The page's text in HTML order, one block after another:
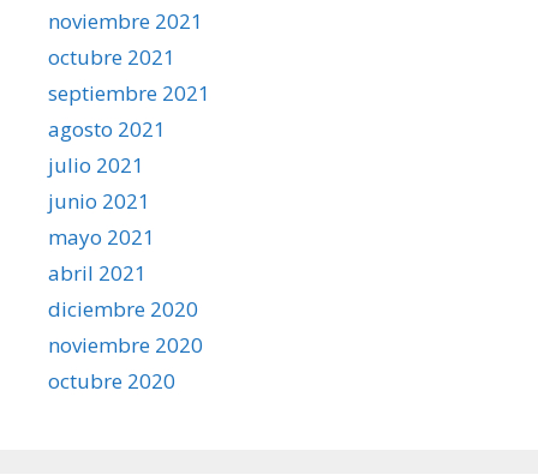
noviembre 2021
octubre 2021
septiembre 2021
agosto 2021
julio 2021
junio 2021
mayo 2021
abril 2021
diciembre 2020
noviembre 2020
octubre 2020